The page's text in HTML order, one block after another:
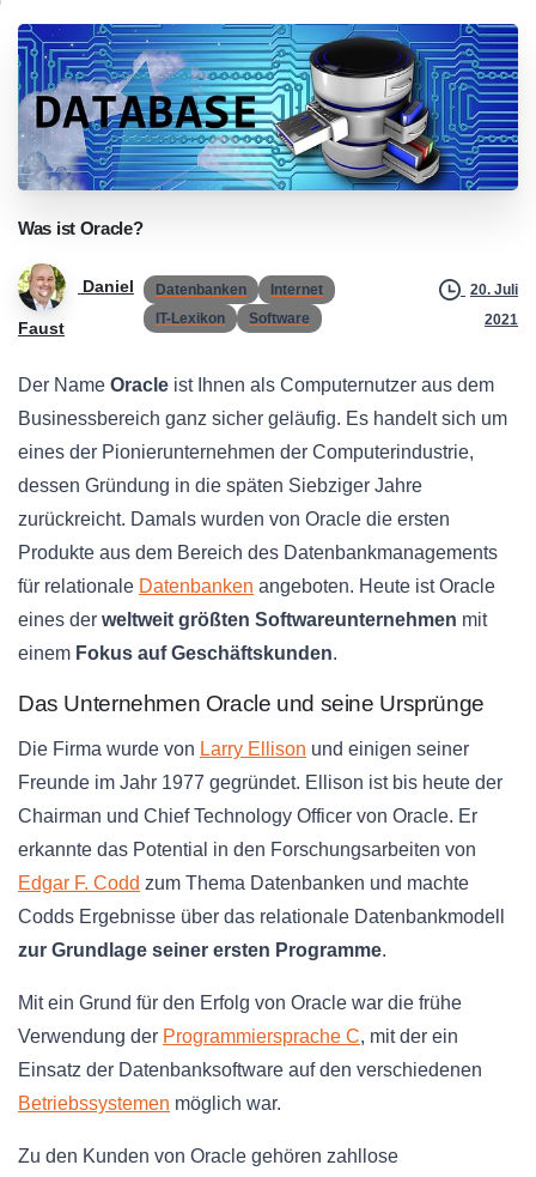
Was ist Oracle?
Daniel
Faust
Datenbanken
Internet
IT-Lexikon
Software
20. Juli
2021
Der Name Oracle ist Ihnen als Computernutzer aus dem
Businessbereich ganz sicher geläufig. Es handelt sich um
eines der Pionierunternehmen der Computerindustrie,
dessen Gründung in die späten Siebziger Jahre
zurückreicht. Damals wurden von Oracle die ersten
Produkte aus dem Bereich des Datenbankmanagements
für relationale Datenbanken angeboten. Heute ist Oracle
eines der weltweit größten Softwareunternehmen mit
einem Fokus auf Geschäftskunden.
Das Unternehmen Oracle und seine Ursprünge
Die Firma wurde von Larry Ellison und einigen seiner
Freunde im Jahr 1977 gegründet. Ellison ist bis heute der
Chairman und Chief Technology Officer von Oracle. Er
erkannte das Potential in den Forschungsarbeiten von
Edgar F. Codd zum Thema Datenbanken und machte
Codds Ergebnisse über das relationale Datenbankmodell
zur Grundlage seiner ersten Programme.
Mit ein Grund für den Erfolg von Oracle war die frühe
Verwendung der Programmiersprache C, mit der ein
Einsatz der Datenbanksoftware auf den verschiedenen
Betriebssystemen möglich war.
Zu den Kunden von Oracle gehören zahllose